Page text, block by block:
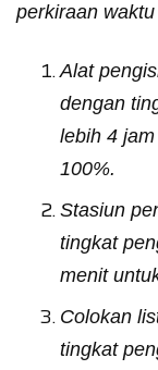
perkiraan
Alat
dengan
lebih 4
100%.
Stasiun
tingkat
menit
Colokan
tingkat